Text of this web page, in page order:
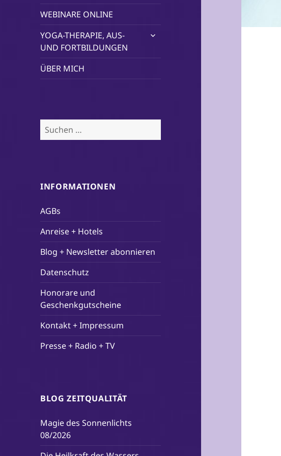
WEBINARE ONLINE
YOGA-THERAPIE, AUS-
UND FORTBILDUNGEN
untermenü
ÜBER MICH
Suchen
nach:
INFORMATIONEN
AGBs
Anreise + Hotels
Blog + Newsletter abonnieren
Datenschutz
Honorare und
Geschenkgutscheine
Kontakt + Impressum
Presse + Radio + TV
BLOG ZEITQUALITÄT
Magie des Sonnenlichts
08/2026